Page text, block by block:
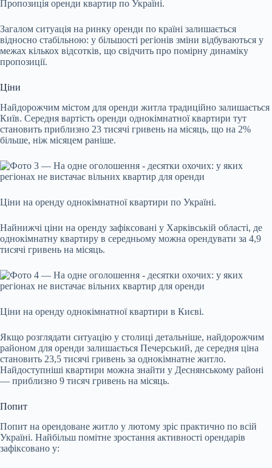
Пропозиція оренди квартир по Україні.
Загалом ситуація на ринку оренди по країні залишається
відносно стабільною: у більшості регіонів зміни відбуваються у
межах кількох відсотків, що свідчить про помірну динаміку
пропозиції.
Ціни
Найдорожчим містом для оренди житла традиційно залишається
Київ. Середня вартість оренди однокімнатної квартири тут
становить приблизно 23 тисячі гривень на місяць, що на 2%
більше, ніж місяцем раніше.
Ціни на оренду однокімнатної квартири по Україні.
Найнижчі ціни на оренду зафіксовані у Харківській області, де
однокімнатну квартиру в середньому можна орендувати за 4,9
тисячі гривень на місяць.
Ціни на оренду однокімнатної квартири в Києві.
Якщо розглядати ситуацію у столиці детальніше, найдорожчим
районом для оренди залишається Печерський, де середня ціна
становить 23,5 тисячі гривень за однокімнатне житло.
Найдоступніші квартири можна знайти у Деснянському районі
— приблизно 9 тисяч гривень на місяць.
Попит
Попит на орендоване житло у лютому зріс практично по всій
Україні. Найбільш помітне зростання активності орендарів
зафіксовано у: